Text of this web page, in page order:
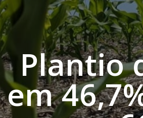
Plantio
em